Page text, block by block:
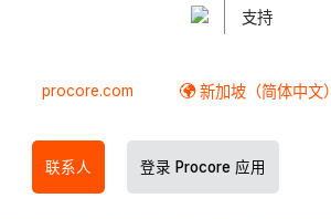
支持
procore.com 新加坡（简体中文）
联系人 登录 Procore 应用